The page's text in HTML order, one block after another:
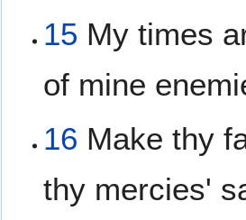
15 My times
of mine
16 Make thy
thy mercies'